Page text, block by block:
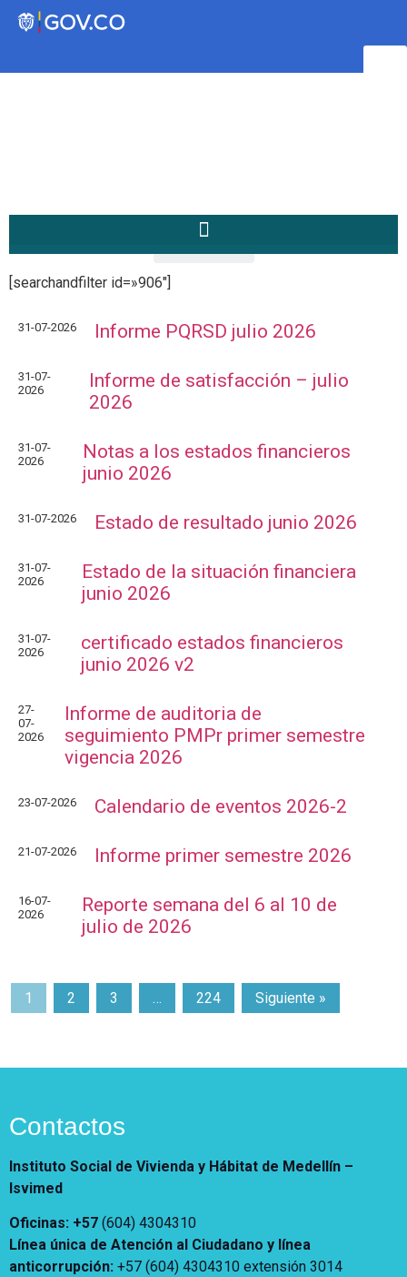
Instituto Social de Vivienda y
Mejoramiento de
Vivienda
Vivienda un proyecto
familiar
Arrendamiento temporal
Edificaciones – C0
Acompañamiento Social
Notificaciones
Convocatorias
¿Qué es el ISVIMED?
Rendición de cuentas
Directorio de servidores
Opciones de accesibilidad
A+ A-
Tamaño de la
Contraste
Más Información sobre Accesibilidad
[searchandfilter id=»906″]
31-07-2026 Informe PQRSD julio 2026
31-07-
2026
Informe de satisfacción – julio
2026
31-07-
2026
Notas a los estados financieros
junio 2026
31-07-2026 Estado de resultado junio 2026
31-07-
2026
Estado de la situación financiera
junio 2026
31-07-
2026
certificado estados financieros
junio 2026 v2
27-
07-
2026
Informe de auditoria de
seguimiento PMPr primer semestre
vigencia 2026
23-07-2026 Calendario de eventos 2026-2
21-07-2026 Informe primer semestre 2026
16-07-
2026
Reporte semana del 6 al 10 de
julio de 2026
1 2 3 … 224 Siguiente »
Contactos
Instituto Social de Vivienda y Hábitat de Medellín –
Isvimed
Oficinas: +57 (604) 4304310
Línea única de Atención al Ciudadano y línea
anticorrupción: +57 (604) 4304310 extensión 3014